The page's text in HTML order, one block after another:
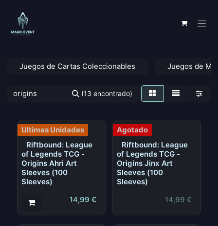
Juegos de Cartas Coleccionables Juegos de
(13 encontrado)
Ultimas Unidades
Riftbound: League
of Legends TCG -
Origins Ahri Art
Sleeves (100
Sleeves)
14,99 €
Agotado
Riftbound: League
of Legends TCG -
Origins Jinx Art
Sleeves (100
Sleeves)
14,99 €